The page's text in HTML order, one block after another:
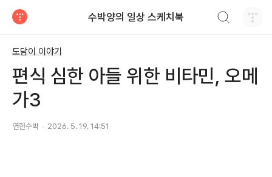
수박양의 일상 스케치북
도담이 이야기
편식 심한 아들 위한 비타민, 오메
가3
연한수박 2026. 5. 19. 14:51